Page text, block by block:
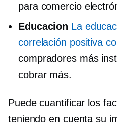
para comercio
Educacion La
correlación positiva
compradores más
cobrar más.
Puede cuantificar los
teniendo en cuenta su